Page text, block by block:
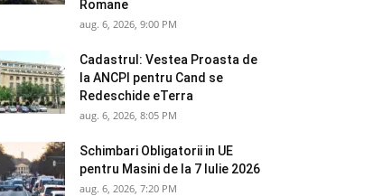
Romane
aug. 6, 2026, 9:00 PM
Cadastrul: Vestea Proasta de
la ANCPI pentru Cand se
Redeschide eTerra
aug. 6, 2026, 8:05 PM
Schimbari Obligatorii in UE
pentru Masini de la 7 Iulie 2026
aug. 6, 2026, 7:20 PM